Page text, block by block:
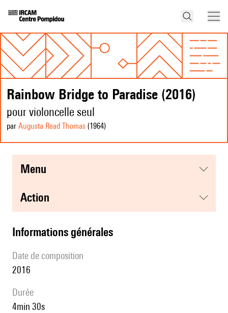
Rainbow Bridge to Paradise (2016)
pour violoncelle seul
par Augusta Read Thomas (1964)
menu
action
informations générales
date de composition
2016
durée
4min 30s